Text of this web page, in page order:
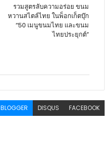
รวมสูตรลับความอร่อย ขนม
หวานสไตล์ไทย ในพ็อกเก็ตบุ๊ก
“50 เมนูขนมไทย และขนม
ไทยประยุกต์”
BLOGGER DISQUS FACEBOOK